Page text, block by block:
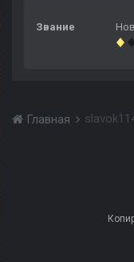
Звание
Главная